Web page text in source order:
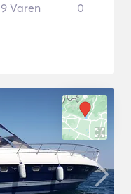
9 Varen 0